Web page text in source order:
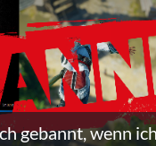
gebannt, wenn